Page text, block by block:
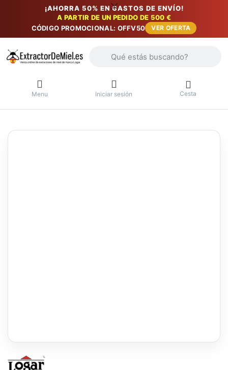
¡AHORRA 50% EN GASTOS DE ENVÍO!
A PARTIR DE UN PEDIDO DE 500 €
CÓDIGO PROMOCIONAL: OFFV50
VER OFERTA
Menu Iniciar sesión Cesta